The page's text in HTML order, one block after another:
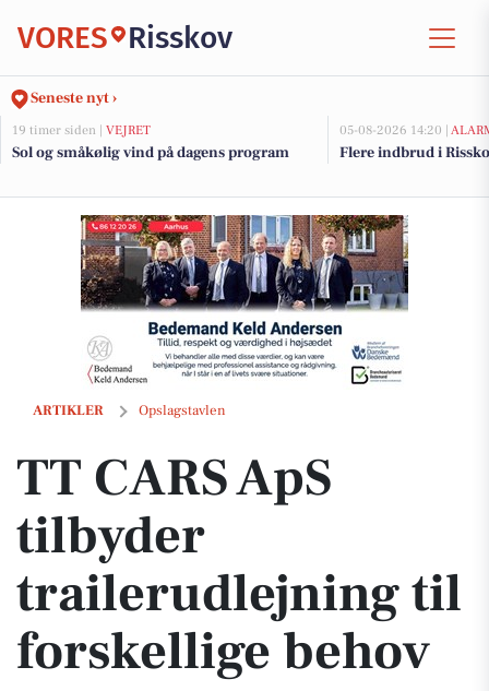
VORES Risskov
Seneste nyt ›
19 timer siden | VEJRET
Sol og småkølig vind på dagens program
05-08-2026 14:20 |
Flere indbrud i
ARTIKLER Opslagstavlen
TT CARS ApS tilbyder trailerudlejning til forskellige behov
TT CARS ApS
tilbyder
trailerudlejning til
forskellige behov